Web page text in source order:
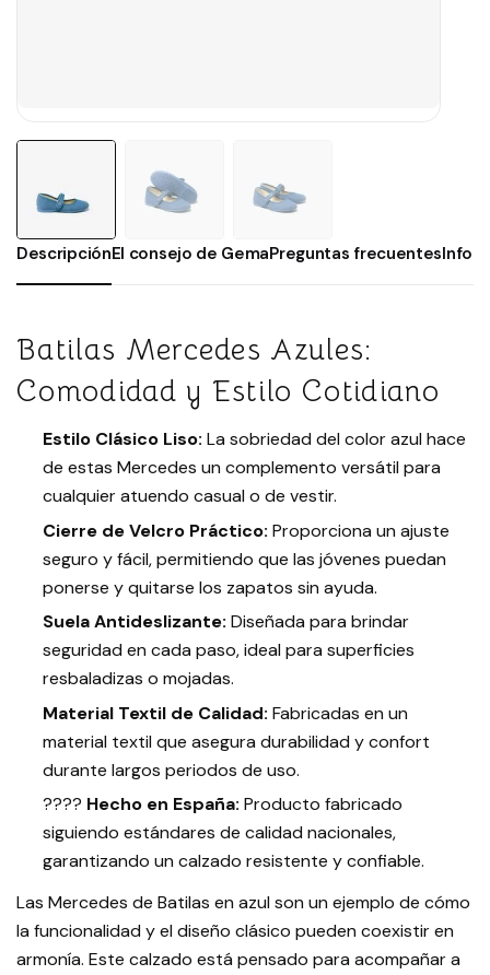
DescripciónEl consejo de GemaPreguntas frecuentes
Batilas Mercedes Azules:
Comodidad y Estilo Cotidiano
Estilo Clásico Liso: La sobriedad del color azul hace
de estas Mercedes un complemento versátil para
cualquier atuendo casual o de vestir.
Cierre de Velcro Práctico: Proporciona un ajuste
seguro y fácil, permitiendo que las jóvenes puedan
ponerse y quitarse los zapatos sin ayuda.
Suela Antideslizante: Diseñada para brindar
seguridad en cada paso, ideal para superficies
resbaladizas o mojadas.
Material Textil de Calidad: Fabricadas en un
material textil que asegura durabilidad y confort
durante largos periodos de uso.
???? Hecho en España: Producto fabricado
siguiendo estándares de calidad nacionales,
garantizando un calzado resistente y confiable.
Las Mercedes de Batilas en azul son un ejemplo de cómo
la funcionalidad y el diseño clásico pueden coexistir en
armonía. Este calzado está pensado para acompañar a